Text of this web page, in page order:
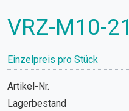
VRZ-M10-21
Einzelpreis pro Stück
Artikel-Nr.
Lagerbestand